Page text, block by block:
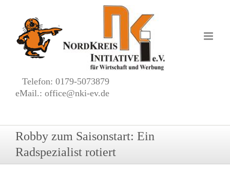
springen
Telefon: 0179-5073879
eMail.: office@nki-ev.de
Robby zum Saisonstart: Ein
Radspezialist rotiert